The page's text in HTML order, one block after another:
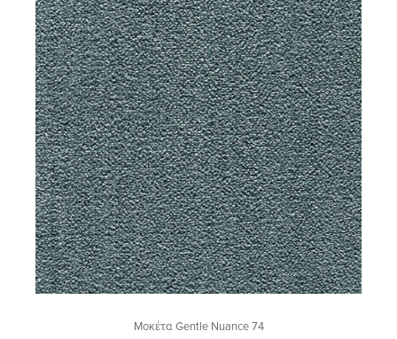
Μοκέτα Gentle Nuance 74